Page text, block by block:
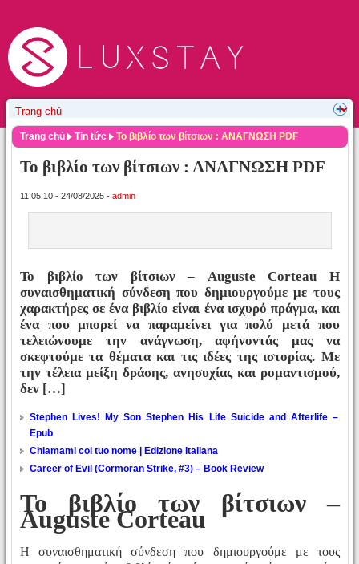
Trang chủ Tin tức Το βιβλίο των βίτσιων : ΑΝΑΓΝΩΣΗ PDF
Το βιβλίο των βίτσιων : ΑΝΑΓΝΩΣΗ PDF
11:05:10 - 24/08/2025 - admin
Το βιβλίο των βίτσιων – Auguste Corteau Η
συναισθηματική σύνδεση που δημιουργούμε με τους
χαρακτήρες σε ένα βιβλίο είναι ένα ισχυρό πράγμα, και
ένα που μπορεί να παραμείνει για πολύ μετά που
τελειώνουμε την ανάγνωση, αφήνοντάς μας να
σκεφτούμε τα θέματα και τις ιδέες της ιστορίας. Με
την τέλεια μείξη δράσης, ανησυχίας και ρομαντισμού,
δεν […]
Stephen Lives! My Son Stephen His Life Suicide and Afterlife –
Epub
Chiamami col tuo nome | Edizione Italiana
Career of Evil (Cormoran Strike, #3) – Book Review
Το βιβλίο των βίτσιων –
Auguste Corteau
Η συναισθηματική σύνδεση που δημιουργούμε με τους